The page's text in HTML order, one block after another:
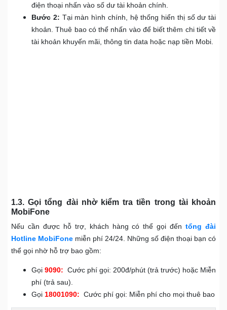
điện thoại nhấn vào số dư tài khoản chính.
Bước 2: Tại màn hình chính, hệ thống hiển thị số dư tài
khoản. Thuê bao có thể nhấn vào để biết thêm chi tiết về
tài khoản khuyến mãi, thông tin data hoặc nạp tiền Mobi.
1.3. Gọi tổng đài nhờ kiểm tra tiền trong tài khoản
MobiFone
Nếu cần được hỗ trợ, khách hàng có thể gọi đếntổng đài
Hotline MobiFone miễn phí 24/24. Những số điện thoại bạn có
thể gọi nhờ hỗ trợ bao gồm:
Gọi 9090: Cước phí gọi: 200đ/phút (trả trước) hoặc Miễn
phí (trả sau).
Gọi 18001090: Cước phí gọi: Miễn phí cho mọi thuê bao